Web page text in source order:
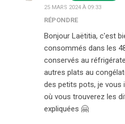
25 MARS 2024 À 09:33
RÉPONDRE
Bonjour Laëtitia, c'est
consommés dans les
conservés au
autres plats au
des petits pots, je vous
où vous trouverez les
expliquées 🤗